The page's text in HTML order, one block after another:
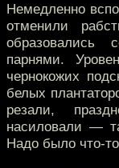
Немедленно
отменили
образовались
парнями.
чернокожих
белых
резали,
насиловали —
Надо было что-